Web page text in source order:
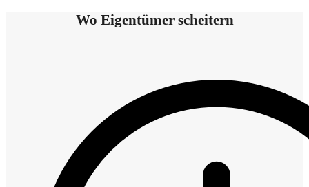
Wo Eigentümer scheitern